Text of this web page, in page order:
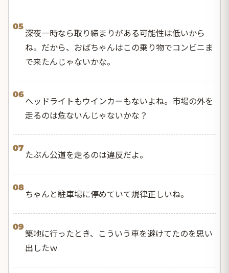
05
深夜一時なら取り締まりがある可能性は低いから
ね。だから、おばちゃんはこの乗り物でコンビニま
で来たんじゃないかな。
06
ヘッドライトもウインカーもないよね。市場の外を
走るのは危ないんじゃないかな？
07
たぶん公道を走るのは違反だよ。
08
ちゃんと駐車場に停めていて規律正しいね。
09
築地に行ったとき、こういう車を避けてたのを思い
出したｗ